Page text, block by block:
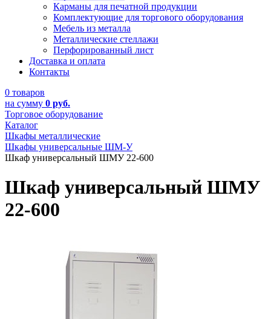
Карманы для печатной продукции
Комплектующие для торгового оборудования
Мебель из металла
Металлические стеллажи
Перфорированный лист
Доставка и оплата
Контакты
0 товаров
на сумму 0 руб.
Торговое оборудование
Каталог
Шкафы металлические
Шкафы универсальные ШМ-У
Шкаф универсальный ШМУ 22-600
Шкаф универсальный ШМУ
22-600